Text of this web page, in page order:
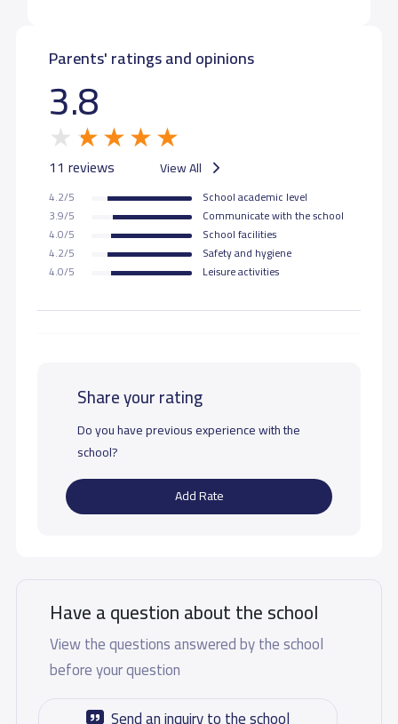
Parents' ratings and opinions
3.8
11 reviews View All
4.2/5
School academic level
3.9/5
Communicate with the school
4.0/5
School facilities
4.2/5
Safety and hygiene
4.0/5
Leisure activities
Share your rating
Do you have previous experience with the
school?
Add Rate
Have a question about the school
View the questions answered by the school
before your question